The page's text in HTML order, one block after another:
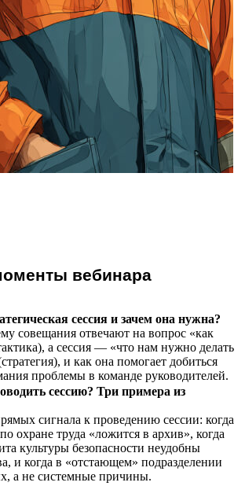
вебинара
сессия и зачем она нужна?
совещания отвечают на вопрос «как
а сессия — «что нам нужно делать
и как она помогает добиться
проблемы в команде руководителей.
сессию? Три примера из
сигнала к проведению сессии: когда
охране труда «ложится в архив», когда
культуры безопасности неудобны
и когда в «отстающем» подразделении
а не системные причины.